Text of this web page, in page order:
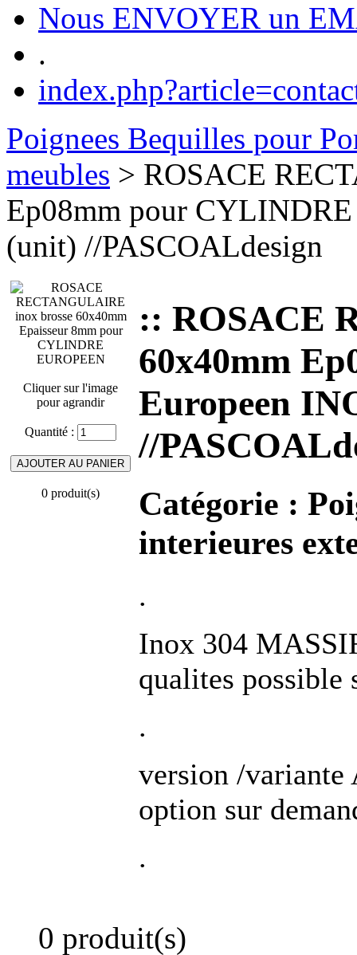
Nous ENVOYER un
.
Poignees Bequilles pour
meubles > ROSACE
Ep08mm pour
(unit) //PASCOALdesign
Cliquer sur l'image
pour agrandir
Quantité :
0 produit(s)
:: ROSACE
60x40mm
Europeen
//
Catégorie :
interieures
.
Inox 304
qualites possible
.
version /
option sur
.
0 produit(s)